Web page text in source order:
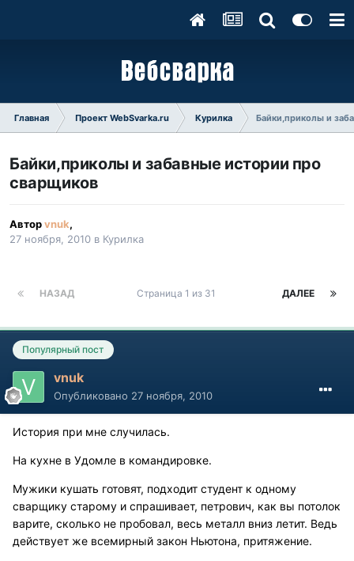
Главная Проект WebSvarka.ru Курилка Байки,приколы и
Байки,приколы и забавные истории про
сварщиков
Авторvnuk,
27 ноября, 2010 в Курилка
НАЗАД ДАЛЕЕ
Страница 1 из 31
Популярный пост
vnuk
Опубликовано 27 ноября, 2010
История при мне случилась.
На кухне в Удомле в командировке.
Мужики кушать готовят, подходит студент к одному
сварщику старому и спрашивает, петрович, как вы потолок
варите, сколько не пробовал, весь металл вниз летит. Ведь
действует же всемирный закон Ньютона, притяжение.